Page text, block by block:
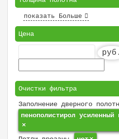
показать Больше
Цена
руб.
Очистки фильтра
Заполнение дверного
пенополистирол усиленный
×